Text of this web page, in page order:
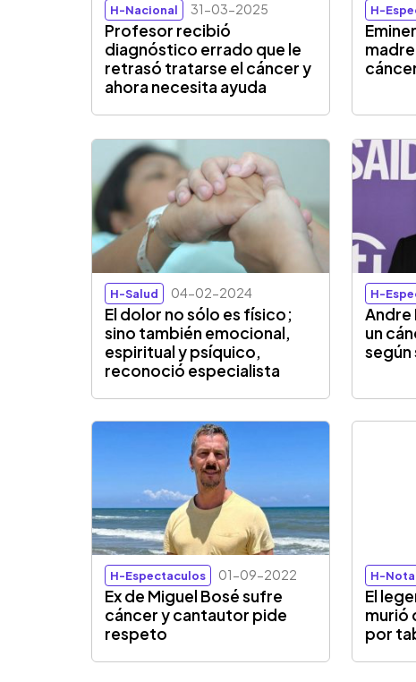
H-Nacional 31-03-2025
Profesor recibió
diagnóstico errado que le
retrasó tratarse el cáncer y
ahora necesita ayuda
H-
H-Salud 04-02-2024
El dolor no sólo es físico;
sino también emocional,
espiritual y psíquico,
reconoció especialista
H-
Andre
un
según
H-Espectaculos 01-09-2022
Ex de Miguel Bosé sufre
cáncer y cantautor pide
respeto
H-Nota
El
murió
por